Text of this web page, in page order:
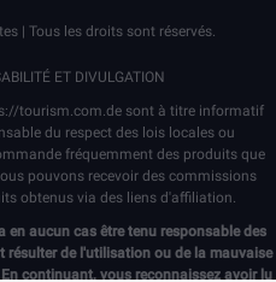
| Tous les droits sont réservés.
ET DIVULGATION
tourism.com.desont à titre informatif
du respect des lois locales ou
fréquemment des produits que
pouvons recevoir des commissions
obtenus via des liens d'affiliation.
en aucun cas être tenu responsable des
de l'utilisation ou de la mauvaise
continuant, vous reconnaissez avoir lu